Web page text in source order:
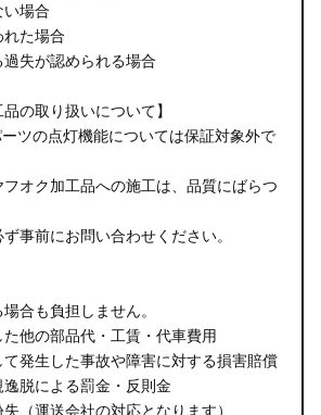
い場合
れた場合
過失が認められる場合
の取り扱いについて】
ツの点灯機能については保証対象外で
オク加工品への施工は、品質にばらつ
事前にお問い合わせください。
合も負担しません。
た他の部品代・工賃・代車費用
て発生した事故や障害に対する損害賠償
逸脱による罰金・反則金
（運送会社の対応となります）